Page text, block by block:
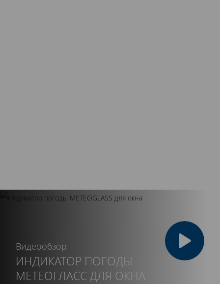
Видеообзор
ИНДИКАТОР ПОГОДЫ
МЕТЕОГЛАСС ДЛЯ ОКНА